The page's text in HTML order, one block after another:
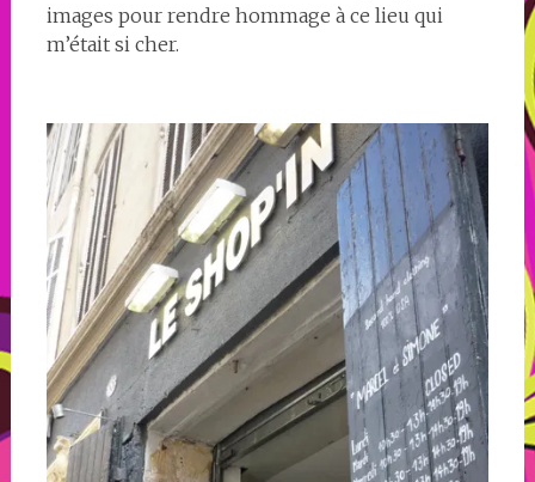
images pour rendre hommage à ce lieu qui
m’était si cher.